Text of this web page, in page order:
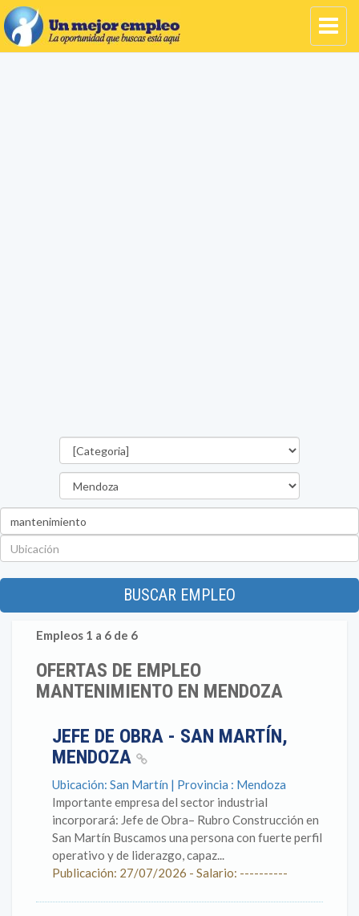
BUSCAR EMPLEO
Empleos 1 a 6 de 6
OFERTAS DE EMPLEO
MANTENIMIENTO EN MENDOZA
JEFE DE OBRA - SAN MARTÍN,
MENDOZA
Ubicación: San Martín | Provincia : Mendoza
Importante empresa del sector industrial
incorporará: Jefe de Obra– Rubro Construcción en
San Martín Buscamos una persona con fuerte perfil
operativo y de liderazgo, capaz...
Publicación: 27/07/2026 - Salario: ----------